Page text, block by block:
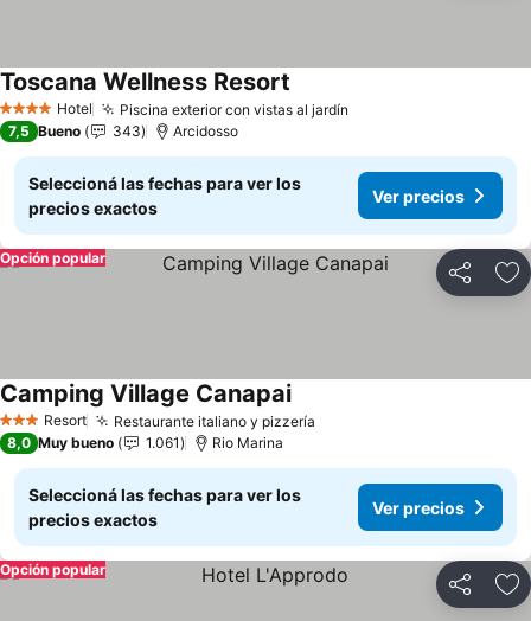
4 EstrellasHotel Piscina exterior con vistas al jardín
Toscana Wellness Resort
7,5 Bueno 343 Arcidosso
Seleccioná las fechas para ver los
precios exactos
Ver precios
Compartir
Opción popular
3 EstrellasResort Restaurante italiano y pizzería
Camping Village CanapaiVer precios
8,0 Muy bueno 1.061 Rio Marina
Seleccioná las fechas para ver los
precios exactos
Ver precios
Compartir
Opción popular